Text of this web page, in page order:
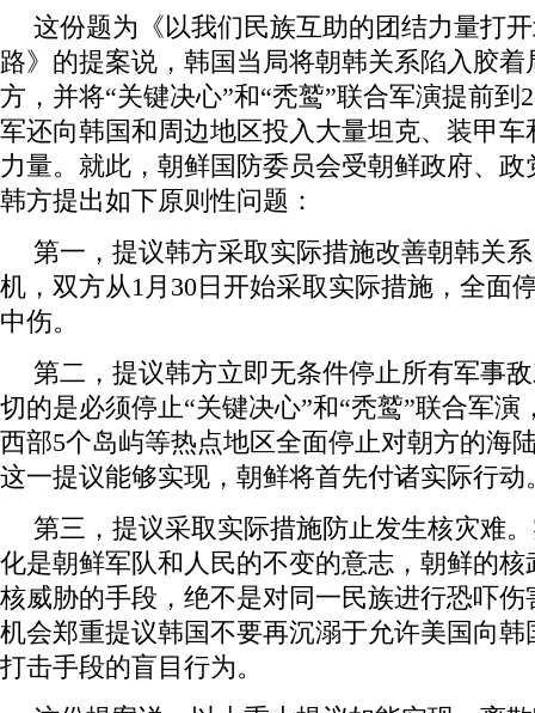
这份题为《以我们民族互助的团结力量打
路》的提案说，韩国当局将朝韩关系陷入胶
方，并将“关键决心”和“秃鹫”联合军演提前到
军还向韩国和周边地区投入大量坦克、装甲
力量。就此，朝鲜国防委员会受朝鲜政府、
韩方提出如下原则性问题：
第一，提议韩方采取实际措施改善朝韩关
机，双方从1月30日开始采取实际措施，全面
中伤。
第二，提议韩方立即无条件停止所有军事
切的是必须停止“关键决心”和“秃鹫”联合军演
西部5个岛屿等热点地区全面停止对朝方的海
这一提议能够实现，朝鲜将首先付诸实际行动
第三，提议采取实际措施防止发生核灾难
化是朝鲜军队和人民的不变的意志，朝鲜的
核威胁的手段，绝不是对同一民族进行恐吓
机会郑重提议韩国不要再沉溺于允许美国向
打击手段的盲目行为。